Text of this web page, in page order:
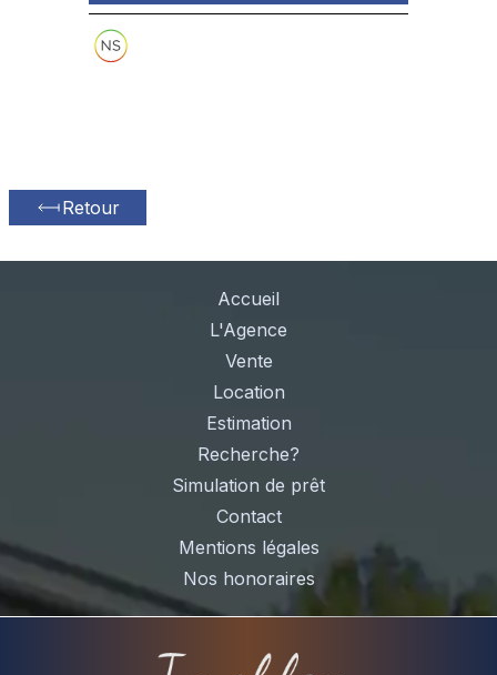
Retour
Accueil
L'Agence
Vente
Location
Estimation
Recherche?
Simulation de prêt
Contact
Mentions légales
Nos honoraires